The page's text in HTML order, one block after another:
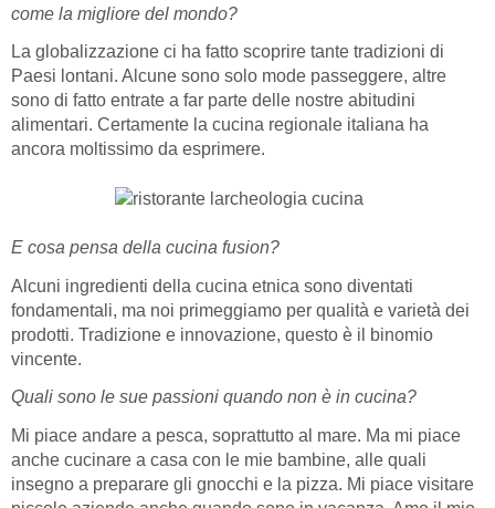
come la migliore del mondo?
La globalizzazione ci ha fatto scoprire tante tradizioni di
Paesi lontani. Alcune sono solo mode passeggere, altre
sono di fatto entrate a far parte delle nostre abitudini
alimentari. Certamente la cucina regionale italiana ha
ancora moltissimo da esprimere.
E cosa pensa della cucina fusion?
Alcuni ingredienti della cucina etnica sono diventati
fondamentali, ma noi primeggiamo per qualità e varietà dei
prodotti. Tradizione e innovazione, questo è il binomio
vincente.
Quali sono le sue passioni quando non è in cucina?
Mi piace andare a pesca, soprattutto al mare. Ma mi piace
anche cucinare a casa con le mie bambine, alle quali
insegno a preparare gli gnocchi e la pizza. Mi piace visitare